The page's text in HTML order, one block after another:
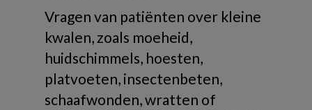
Vragen van patiënten over kleine
kwalen, zoals moeheid,
huidschimmels, hoesten,
platvoeten, insectenbeten,
schaafwonden, wratten of